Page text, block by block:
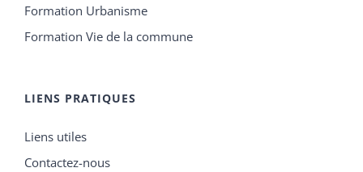
Formation Urbanisme
Formation Vie de la commune
LIENS PRATIQUES
Liens utiles
Contactez-nous